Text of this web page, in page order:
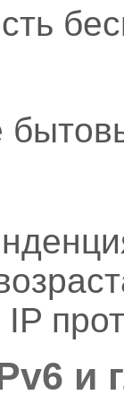
IP
и